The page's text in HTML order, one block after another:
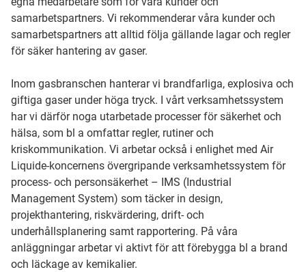
samarbetspartners. Vi rekommenderar våra kunder och
samarbetspartners att alltid följa gällande lagar och regler
för säker hantering av gaser.
Inom gasbranschen hanterar vi brandfarliga, explosiva och
giftiga gaser under höga tryck. I vårt verksamhetssystem
har vi därför noga utarbetade processer för säkerhet och
hälsa, som bl a omfattar regler, rutiner och
kriskommunikation. Vi arbetar också i enlighet med Air
Liquide-koncernens övergripande verksamhetssystem för
process- och personsäkerhet – IMS (Industrial
Management System) som täcker in design,
projekthantering, riskvärdering, drift- och
underhållsplanering samt rapportering. På våra
anläggningar arbetar vi aktivt för att förebygga bl a brand
och läckage av kemikalier.